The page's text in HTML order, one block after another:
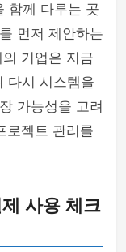
함께 다루는 곳
먼저 제안하는
기업은 지금
다시 시스템을
가능성을 고려
로젝트 관리를
사용 체크